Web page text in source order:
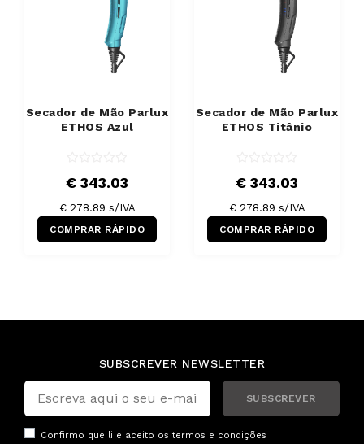
Secador de Mão Parlux
ETHOS Azul
€ 343.03
€ 278.89 s/IVA
COMPRAR RÁPIDO
Secador de Mão Parlux
ETHOS Titânio
€ 343.03
€ 278.89 s/IVA
COMPRAR RÁPIDO
SUBSCREVER NEWSLETTER
SUBSCREVER
Confirmo que li e aceito os termos e condições